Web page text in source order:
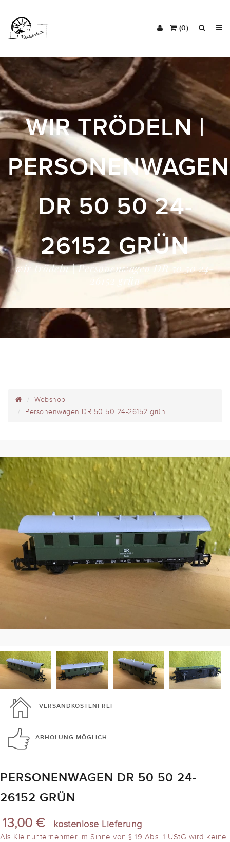
(0)
WIR TRÖDELN |
PERSONENWAGEN
DR 50 50 24-
26152 GRÜN
wir trödeln | Personenwagen DR 50 50 24-
26152 grün
Webshop
Personenwagen DR 50 50 24-26152 grün
VERSANDKOSTENFREI
ABHOLUNG MÖGLICH
PERSONENWAGEN DR 50 50 24-
26152 GRÜN
13,00 € kostenlose Lieferung
Als Kleinunternehmer im Sinne von § 19 Abs. 1 UStG wird keine